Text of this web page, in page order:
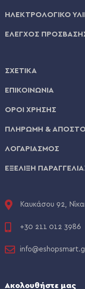
ΗΛΕΚΤΡΟΛΟΓΙΚΟ
ΕΛΕΓΧΟΣ
ΣΧΕΤΙΚΑ
ΕΠΙΚΟΙΝΩΝΙΑ
ΟΡΟΙ ΧΡΗΣΗΣ
ΠΛΗΡΩΜΗ &
ΛΟΓΑΡΙΑΣΜΟΣ
ΕΞΕΛΙΞΗ
Καυκάσου 92,
+30 211 012 3986
Ακολουθήστε μας